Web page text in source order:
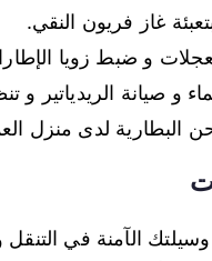
غاز فريون النقي.
و ضبط زويا
و صيانة الريدياتير و
البطارية لدى منزل
الآمنة في التنقل